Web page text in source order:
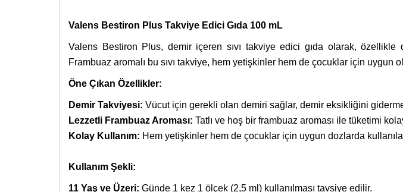
Valens Bestiron Plus Takviye Edici Gıda 100 mL
Valens Bestiron Plus, demir içeren sıvı takviye edici gıda olarak, özellikle
Frambuaz aromalı bu sıvı takviye, hem yetişkinler hem de çocuklar için uygun
Öne Çıkan Özellikler:
Demir Takviyesi: Vücut için gerekli olan demiri sağlar, demir eksikliğini
Lezzetli Frambuaz Aroması: Tatlı ve hoş bir frambuaz aroması ile tüketimi
Kolay Kullanım: Hem yetişkinler hem de çocuklar için uygun dozlarda
Kullanım Şekli:
11 Yaş ve Üzeri: Günde 1 kez 1 ölçek (2,5 ml) kullanılması tavsiye edilir.